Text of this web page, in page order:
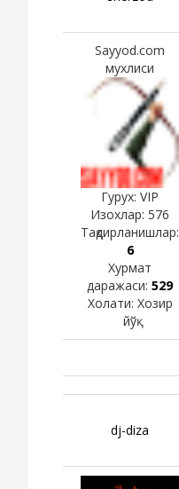
Sayyod.com
мухлиси
Гурух: VIP
Изохлар: 576
Тақдирланишлар:
6
Хурмат
даражаси: 529
Холати: Хозир
йўқ
dj-diza